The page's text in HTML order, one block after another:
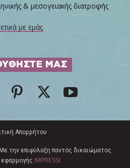
& μεσογειακής διατροφής
με εμάς
ΜΑΣ
Απορρήτου
. Με την επιφύλαξη παντός δικαιώματος.
εφαρμογής IMPRESSI